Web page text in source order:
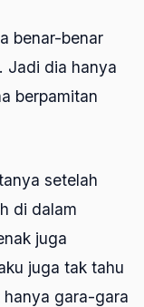
benar-benar
Jadi dia hanya
berpamitan
setelah
di dalam
juga
juga tak tahu
gara-gara